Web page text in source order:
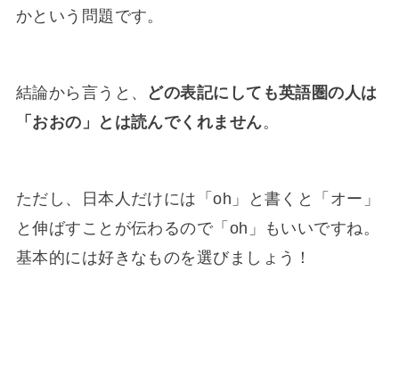
かという問題です。
結論から言うと、
どの表記にしても英語圏の人は
「おおの」とは読んでくれません。
ただし、日本人だけには「oh」と書くと「オー」
と伸ばすことが伝わるので「oh」もいいですね。
基本的には好きなものを選びましょう！